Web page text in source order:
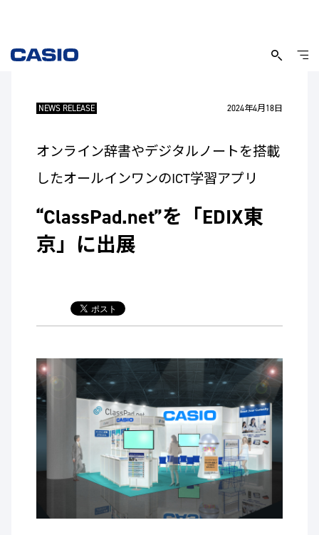
NEWS RELEASE 2024年4月18日
オンライン辞書やデジタルノートを搭載
したオールインワンのICT学習アプリ
“ClassPad.net”を「EDIX東
京」に出展